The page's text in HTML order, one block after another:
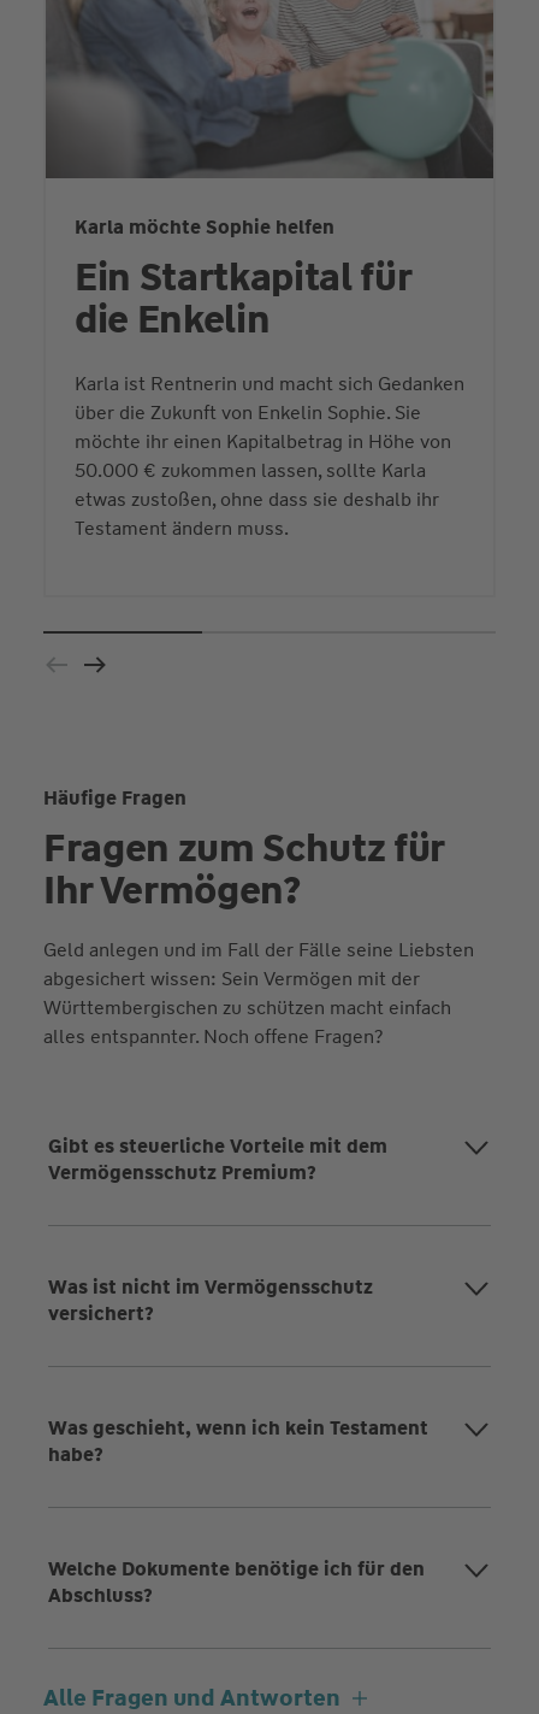
Karla möchte Sophie helfen
Ein Startkapital für
die Enkelin
Karla ist Rentnerin und macht sich Gedanken
über die Zukunft von Enkelin Sophie. Sie
möchte ihr einen Kapitalbetrag in Höhe von
50.000 € zukommen lassen, sollte Karla
etwas zustoßen, ohne dass sie deshalb ihr
Testament ändern muss.
Häufige Fragen
Fragen zum Schutz für
Ihr Vermögen?
Geld anlegen und im Fall der Fälle seine Liebsten
abgesichert wissen: Sein Vermögen mit der
Württembergischen zu schützen macht einfach
alles entspannter. Noch offene Fragen?
Gibt es steuerliche Vorteile mit dem
Vermögensschutz Premium?
Was ist nicht im Vermögensschutz
versichert?
Was geschieht, wenn ich kein Testament
habe?
Welche Dokumente benötige ich für den
Abschluss?
Alle Fragen und Antworten